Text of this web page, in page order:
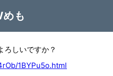
めも
ろしいですか？
1BYPu5o.html